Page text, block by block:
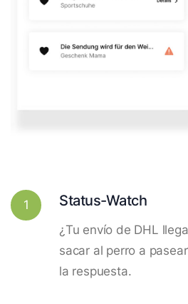
1 Status-Watch
¿Tu envío de DHL
sacar al perro a
la respuesta.